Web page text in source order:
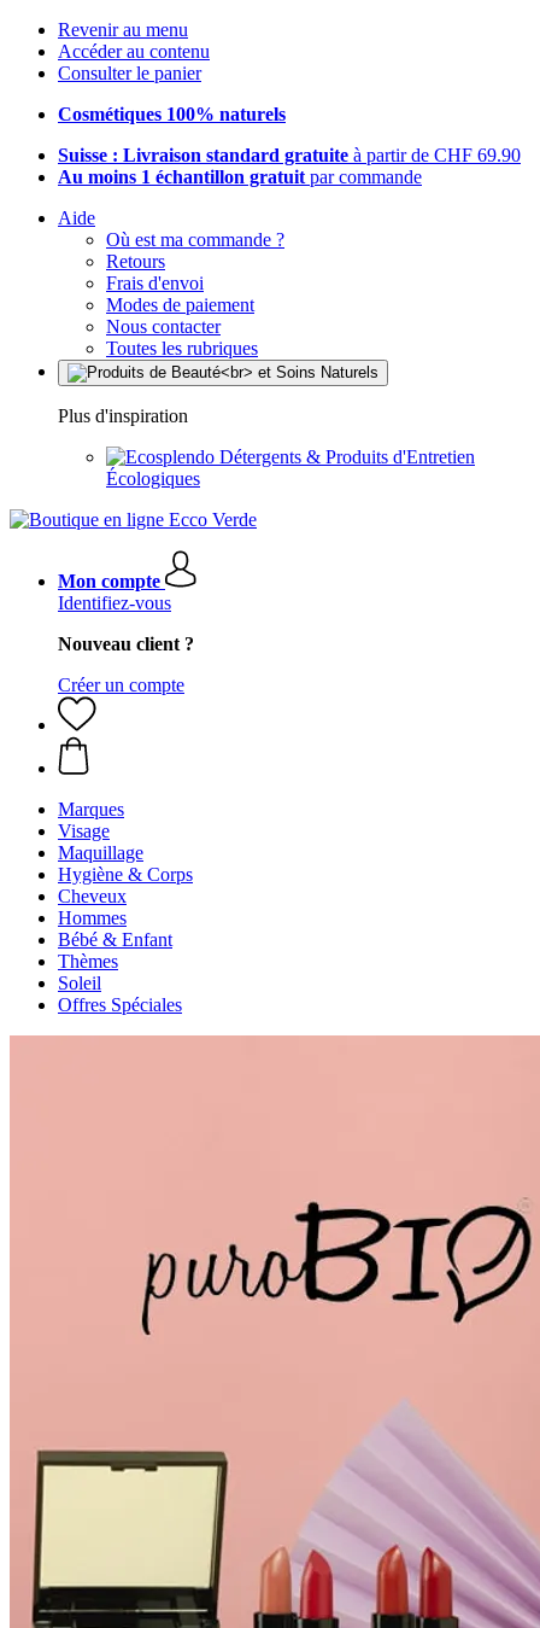
Revenir au menu
Accéder au contenu
Consulter le panier
Cosmétiques 100% naturels
Suisse : Livraison standard gratuite à partir de CHF 69.90
Au moins 1 échantillon gratuit par commande
Aide
Où est ma commande ?
Retours
Frais d'envoi
Modes de paiement
Nous contacter
Toutes les rubriques
Plus d'inspiration
Détergents & Produits d'Entretien
Écologiques
Mon compte
Identifiez-vous
Nouveau client ?
Créer un compte
Marques
Visage
Maquillage
Hygiène & Corps
Cheveux
Hommes
Bébé & Enfant
Thèmes
Soleil
Offres Spéciales